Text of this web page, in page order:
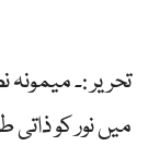
تحریر :۔ میمونہ
میں نور کو ذاتی